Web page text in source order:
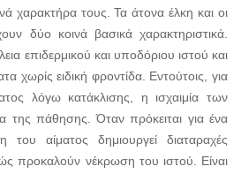
χαρακτήρα τους. Τα άτονα έλκη και οι
δύο κοινά βασικά χαρακτηριστικά.
επιδερμικού και υποδόριου ιστού και
χωρίς ειδική φροντίδα. Εντούτοις, για
λόγω κατάκλισης, η ισχαιμία των
της πάθησης. Όταν πρόκειται για ένα
αίματος δημιουργεί διαταραχές
προκαλούν νέκρωση του ιστού. Είναι